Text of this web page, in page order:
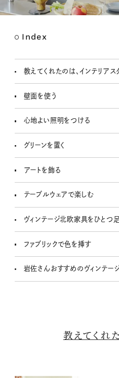
Index
教えてくれたのは、インテリア
壁面を使う
心地よい照明をつける
グリーンを置く
アートを飾る
テーブルウェアで楽しむ
ヴィンテージ北欧家具をひとつ
ファブリックで色を挿す
岩佐さんおすすめのヴィンテー
教えてく